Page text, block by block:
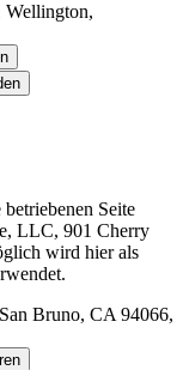
Wellington,
Seite
LLC, 901 Cherry
wird hier als
Bruno, CA 94066,